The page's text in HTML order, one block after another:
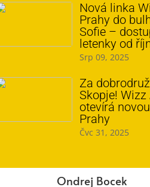
Nová linka
Prahy do
Sofie –
letenky od
Srp 09, 2025
Za
Skopje! Wizz
otevírá
Prahy
Čvc 31, 2025
Ondrej Bocek